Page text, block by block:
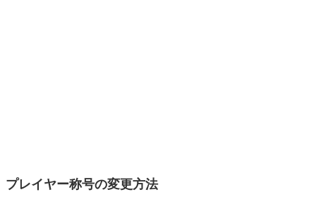
プレイヤー称号の変更方法